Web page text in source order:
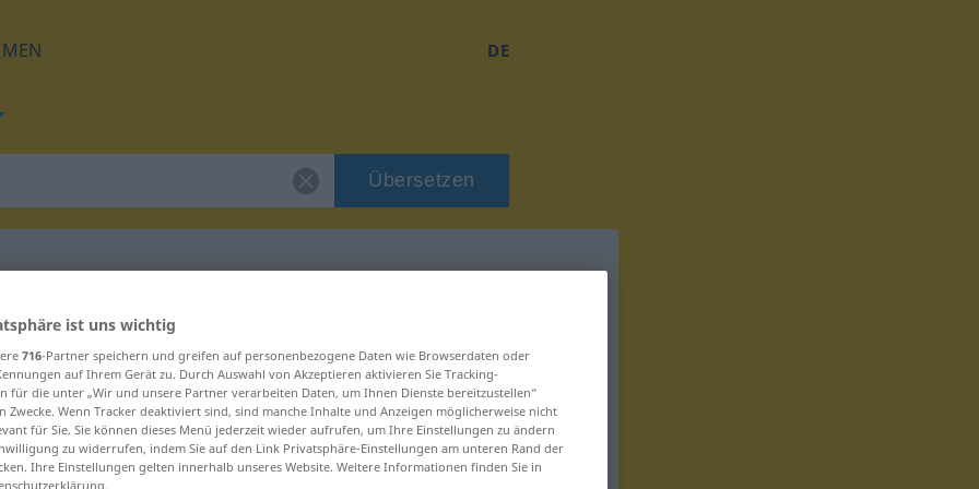
DE
Übersetzen
für "ufarak"
ist uns wichtig
716-Partner speichern und greifen auf personenbezogene Daten wie Browserdaten oder
auf Ihrem Gerät zu. Durch Auswahl von Akzeptieren aktivieren Sie Tracking-
für die unter „Wir und unsere Partner verarbeiten Daten, um Ihnen Dienste bereitzustellen“
Zwecke. Wenn Tracker deaktiviert sind, sind manche Inhalte und Anzeigen möglicherweise nicht
für Sie. Sie können dieses Menü jederzeit wieder aufrufen, um Ihre Einstellungen zu ändern
zu widerrufen, indem Sie auf den Link Privatsphäre-Einstellungen am unteren Rand der
Ihre Einstellungen gelten innerhalb unseres Website. Weitere Informationen finden Sie in